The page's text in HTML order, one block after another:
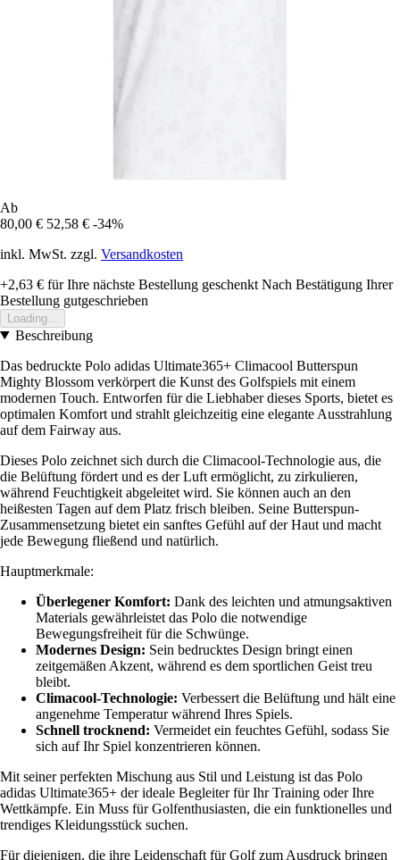
Ab
80,00 € 52,58 € -34%
inkl. MwSt. zzgl. Versandkosten
+2,63 € für Ihre nächste Bestellung geschenkt Nach Bestätigung Ihrer
Bestellung gutgeschrieben
Loading...
Beschreibung
Das bedruckte Polo adidas Ultimate365+ Climacool Butterspun
Mighty Blossom verkörpert die Kunst des Golfspiels mit einem
modernen Touch. Entworfen für die Liebhaber dieses Sports, bietet es
optimalen Komfort und strahlt gleichzeitig eine elegante Ausstrahlung
auf dem Fairway aus.
Dieses Polo zeichnet sich durch die Climacool-Technologie aus, die
die Belüftung fördert und es der Luft ermöglicht, zu zirkulieren,
während Feuchtigkeit abgeleitet wird. Sie können auch an den
heißesten Tagen auf dem Platz frisch bleiben. Seine Butterspun-
Zusammensetzung bietet ein sanftes Gefühl auf der Haut und macht
jede Bewegung fließend und natürlich.
Hauptmerkmale:
Überlegener Komfort: Dank des leichten und atmungsaktiven
Materials gewährleistet das Polo die notwendige
Bewegungsfreiheit für die Schwünge.
Modernes Design: Sein bedrucktes Design bringt einen
zeitgemäßen Akzent, während es dem sportlichen Geist treu
bleibt.
Climacool-Technologie: Verbessert die Belüftung und hält eine
angenehme Temperatur während Ihres Spiels.
Schnell trocknend: Vermeidet ein feuchtes Gefühl, sodass Sie
sich auf Ihr Spiel konzentrieren können.
Mit seiner perfekten Mischung aus Stil und Leistung ist das Polo
adidas Ultimate365+ der ideale Begleiter für Ihr Training oder Ihre
Wettkämpfe. Ein Muss für Golfenthusiasten, die ein funktionelles und
trendiges Kleidungsstück suchen.
Für diejenigen, die ihre Leidenschaft für Golf zum Ausdruck bringen